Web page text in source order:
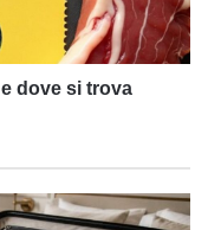
dove si trova